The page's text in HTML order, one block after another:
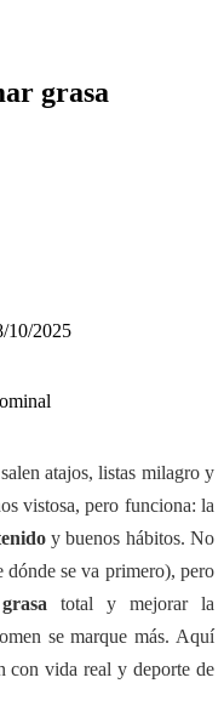
grasa
10/2025
atajos, listas milagro y
vistosa, pero funciona: la
y buenos hábitos. No
se va primero), pero
total y mejorar la
se marque más. Aquí
con vida real y deporte de